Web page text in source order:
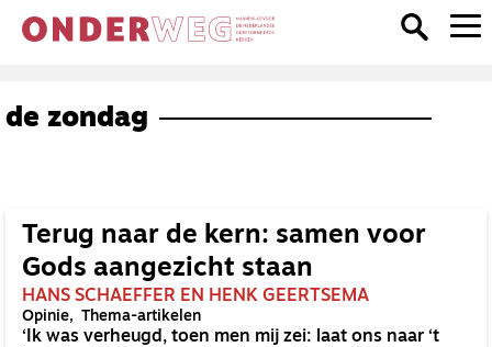
de zondag
Terug naar de kern: samen voor
Gods aangezicht staan
HANS SCHAEFFER EN HENK GEERTSEMA
Opinie Thema-artikelen
‘Ik was verheugd, toen men mij zei: laat ons naar ‘t